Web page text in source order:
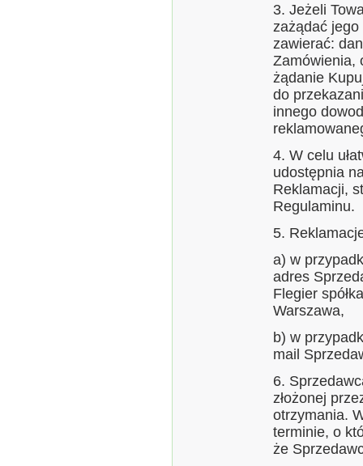
3. Jeżeli
zażądać
zawierać:
Zamówienia,
żądanie
do
innego
4. W celu
udostępnia
Reklamacji,
Regulaminu.
5.
a) w
adres
Flegier
Warszawa,
b) w
mail
6.
złożonej
otrzymania.
terminie, o
że